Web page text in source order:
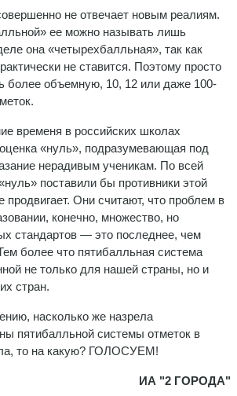
не отвечает новым реалиям.
ее можно называть лишь
она «четырехбалльная», так как
не ставится. Поэтому просто
более объемную, 10, 12 или даже 100-
временя в российских школах
«нуль», подразумевающая под
нерадивым ученикам. По всей
поставили бы противники этой
Они считают, что проблем в
конечно, множество, но
стандартов — это последнее, чем
более что пятибалльная система
не только для нашей страны, но и
стран.
насколько же назрела
пятибалльной системы отметок в
то на какую? ГОЛОСУЕМ!
ИА "2 ГОРОДА"